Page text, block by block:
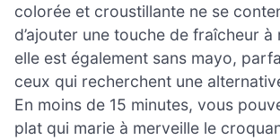
colorée et croustillante ne se
d’ajouter une touche de fraîcheur à
elle est également sans mayo,
ceux qui recherchent une
En moins de 15 minutes, vous
plat qui marie à merveille le